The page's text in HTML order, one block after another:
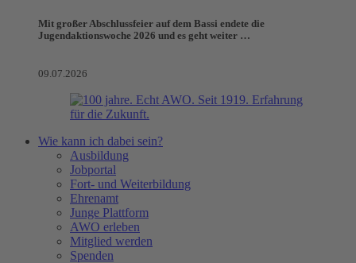
Mit großer Abschlussfeier auf dem Bassi endete die
Jugendaktionswoche 2026 und es geht weiter …
09.07.2026
Wie kann ich dabei sein?
Ausbildung
Jobportal
Fort- und Weiterbildung
Ehrenamt
Junge Plattform
AWO erleben
Mitglied werden
Spenden